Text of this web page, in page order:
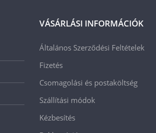
VÁSÁRLÁSI INFORMÁCIÓK
Általános Szerződési Feltételek
Fizetés
Csomagolási és postaköltség
Szállítási módok
Kézbesítés